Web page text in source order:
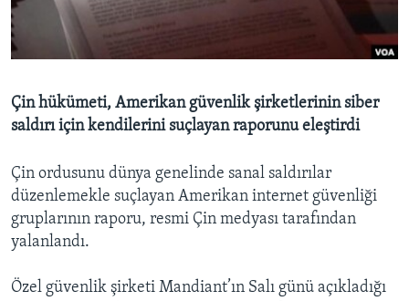
HAYATTAN
SANAT
BIZI TAKIP EDIN
Diller
Çin hükümeti, Amerikan güvenlik şirketlerinin siber
saldırı için kendilerini suçlayan raporunu eleştirdi
Çin ordusunu dünya genelinde sanal saldırılar
düzenlemekle suçlayan Amerikan internet güvenliği
gruplarının raporu, resmi Çin medyası tarafından
yalanlandı.
Özel güvenlik şirketi Mandiant’ın Salı günü açıkladığı